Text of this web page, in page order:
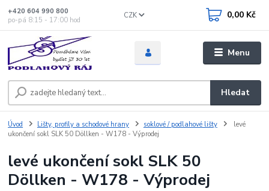
Menu
CZK
Hledat
+420 604 990 800
po-pá 8:15 - 17:00 hod
0,00 Kč
Úvod Lišty, profily a schodové hrany soklové / podlahové lišty
levé
ukončení sokl SLK 50 Döllken - W178 - Výprodej
levé ukončení sokl SLK 50
Döllken - W178 - Výprodej